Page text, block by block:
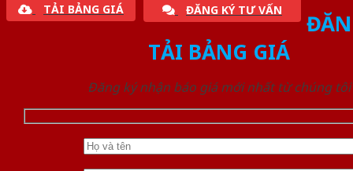
TẢI BẢNG GIÁ ĐĂNG KÝ TƯ VẤN
TẢI BẢNG GIÁ
Đăng ký nhận báo giá mới nhất từ chúng tôi